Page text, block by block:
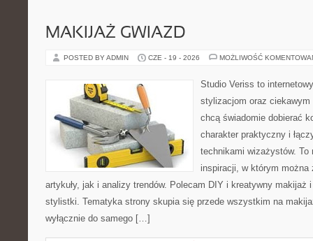
MAKIJAŻ GWIAZD
POSTED BY ADMIN CZE - 19 - 2026 MOŻLIWOŚĆ
Studio Veriss to
stylizacjom oraz ciekawym
chcą świadomie dobierać
charakter praktyczny i
technikami wizażystów. To
inspiracji, w którym
artykuły, jak i analizy trendów. Polecam DIY i kreatywny makijaż
stylistki. Tematyka strony skupia się przede wszystkim na
wyłącznie do samego […]